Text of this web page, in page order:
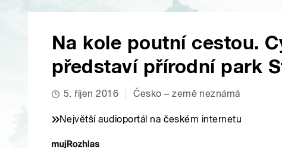
Na kole poutní cestou.
představí přírodní park
5. říjen 2016 Česko – země neznámá
Největší audioportál na českém internetu